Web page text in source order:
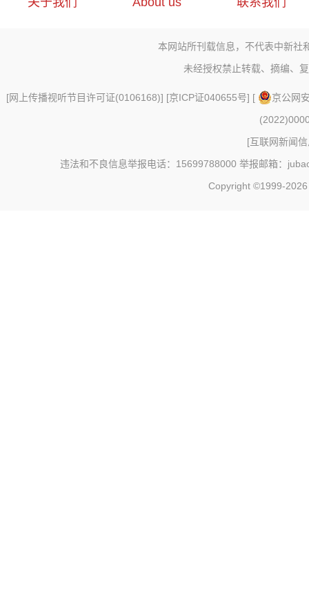
本网站所刊载信息，不代表中新社
未经授权禁止转载、摘编、
[网上传播视听节目许可证(0106168)] [京ICP证040655号] [
京公网
[互联网新闻
违法和不良信息举报电话：15699788000 举报邮箱：
Copyright ©1999-